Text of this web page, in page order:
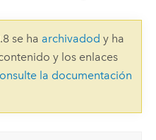
se ha archivadod y ha
y los enlaces
la documentación